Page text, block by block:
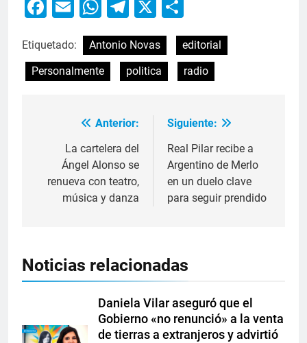
Facebook
EmailWhatsApp
Telegram
X
Etiquetado: Antonio Novas
editorial
Personalmente
politica radio
Anterior:
La cartelera del
Ángel Alonso se
renueva con teatro,
música y danza
Siguiente:
Real Pilar recibe a
Argentino de Merlo
en un duelo clave
para seguir prendido
Noticias relacionadas
Daniela Vilar aseguró que el
Gobierno «no renunció» a la venta
de tierras a extranjeros y advirtió